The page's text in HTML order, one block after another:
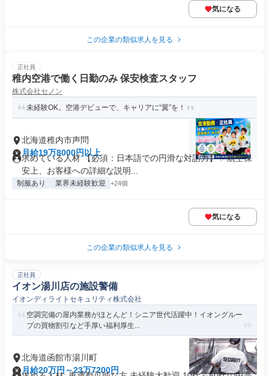
気になる
この企業の類似求人を見る
正社員
稚内空港で働く日勤のみ 保安検査スタッフ
株式会社セノン
未経験OK。空港デビューで、キャリアに“翼”を！
北海道稚内市声問
月給19万8000円以上
求めている人材 【必須：日本語での円滑な対話力】 ✅航空保
安上、お客様への詳細な説明...
制服あり 業界未経験歓迎 +24個
気になる
この企業の類似求人を見る
正社員
イオン湯川店の施設警備
イオンディライトセキュリティ株式会社
空調完備の屋内業務がほとんど！シニア世代活躍中！イオングルー
プの買物割引など手厚い福利厚生...
北海道函館市湯川町
月給20万円～23万7200円